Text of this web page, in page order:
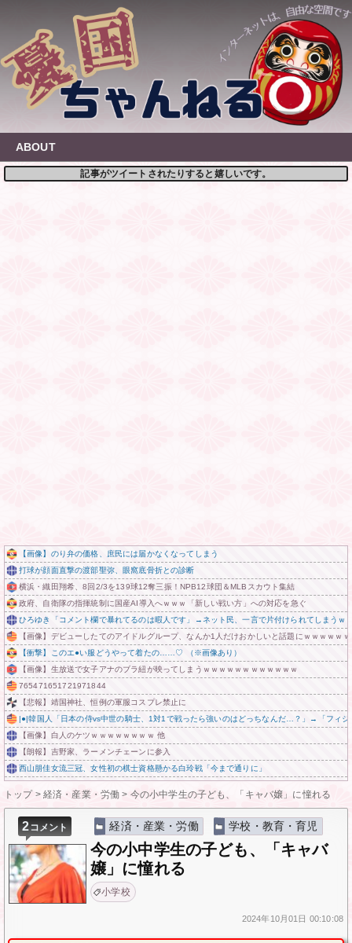
content
ABOUT
記事がツイートされたりすると嬉しいです。
【画像】のり弁の価格、庶民には届かなくなってしまう
打球が顔面直撃の渡部聖弥、眼窩底骨折との診断
横浜・織田翔希、8回2/3を139球12奪三振！NPB12球団＆MLBスカウト集結
政府、自衛隊の指揮統制に国産AI導入へｗｗｗ「新しい戦い方」への対応を急ぐ
ひろゆき「コメント欄で暴れてるのは暇人です」→ネット民、一言で片付けられてしまうｗ
【画像】デビューしたてのアイドルグループ、なんか1人だけおかしいと話題にｗｗｗｗｗ
【衝撃】このエ●い服どうやって着たの……♡ （※画像あり）
【画像】生放送で女子アナのブラ紐が映ってしまうｗｗｗｗｗｗｗｗｗｗｗｗ
765471651721971844
【悲報】靖国神社、恒例の軍服コスプレ禁止に
|●|韓国人「日本の侍vs中世の騎士、1対1で戦ったら強いのはどっちなんだ…？」→「フィ
【画像】白人のケツｗｗｗｗｗｗｗｗ 他
【朗報】吉野家、ラーメンチェーンに参入
西山朋佳女流三冠、女性初の棋士資格懸かる白玲戦「今まで通りに」
トップ> 経済・産業・労働 > 今の小中学生の子ども、「キャバ嬢」に憧れる
2コメント 経済・産業・労働 学校・教育・育児
今の小中学生の子ども、「キャバ
嬢」に憧れる
小学校
2024年10月01日 00:10:08